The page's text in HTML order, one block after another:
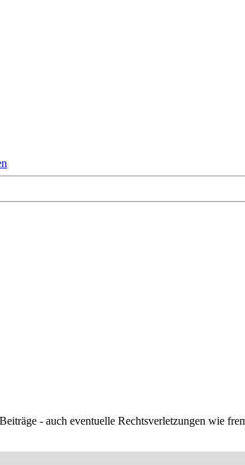
- auch eventuelle Rechtsverletzungen wie